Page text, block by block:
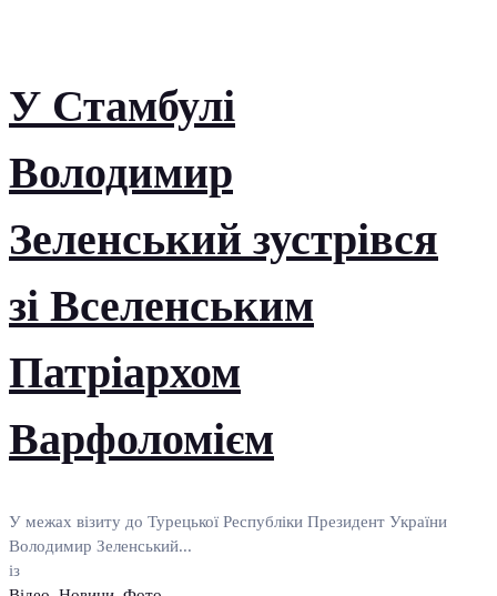
У Стамбулі
Володимир
Зеленський зустрівся
зі Вселенським
Патріархом
Варфоломієм
У межах візиту до Турецької Республіки Президент України
Володимир Зеленський...
із